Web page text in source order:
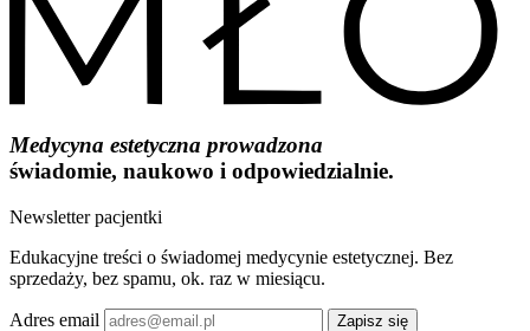
Medycyna estetyczna prowadzona
świadomie, naukowo i odpowiedzialnie.
Newsletter pacjentki
Edukacyjne treści o świadomej medycynie estetycznej. Bez
sprzedaży, bez spamu, ok. raz w miesiącu.
Adres email Zapisz się